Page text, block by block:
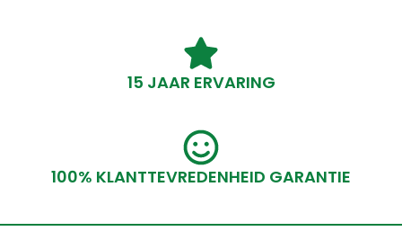
15 JAAR ERVARING
100% KLANTTEVREDENHEID GARANTIE